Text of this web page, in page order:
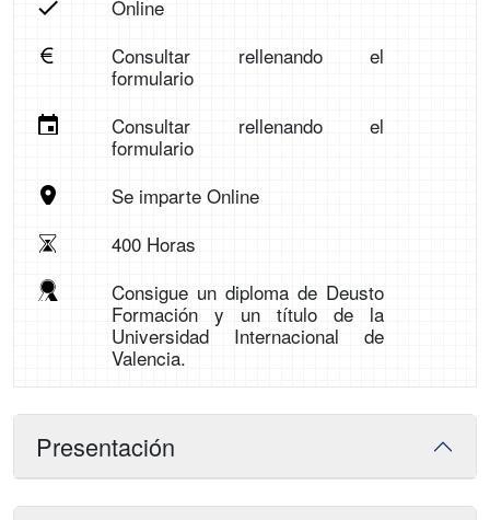
Online
Consultar rellenando el
formulario
Consultar rellenando el
formulario
Se imparte Online
400 Horas
Consigue un diploma de Deusto
Formación y un título de la
Universidad Internacional de
Valencia.
Presentación